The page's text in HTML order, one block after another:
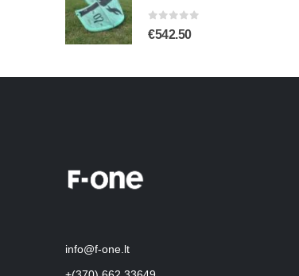
0out of 5
€542.50
info@f-one.lt